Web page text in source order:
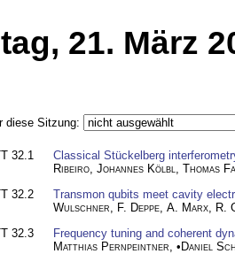
21. März
diese Sitzung:
32.1
Classical Stückelberg
Ribeiro Johannes Kölbl
Thomas
32.2
Transmon qubits meet cavity
Wulschner
F. Deppe A. Marx R.
32.3
Frequency tuning and coherent
Matthias Pernpeintner , •Daniel